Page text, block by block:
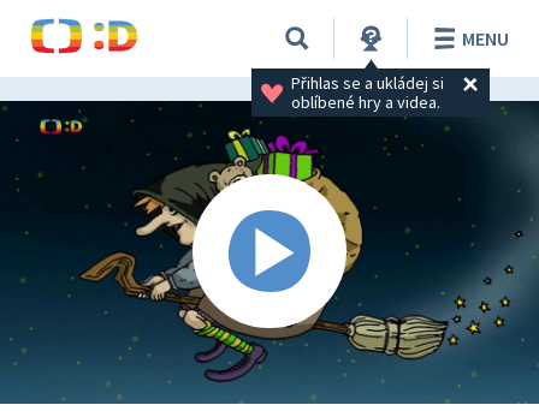
Přihlas se a ukládej si
oblíbené hry a videa.
MENU